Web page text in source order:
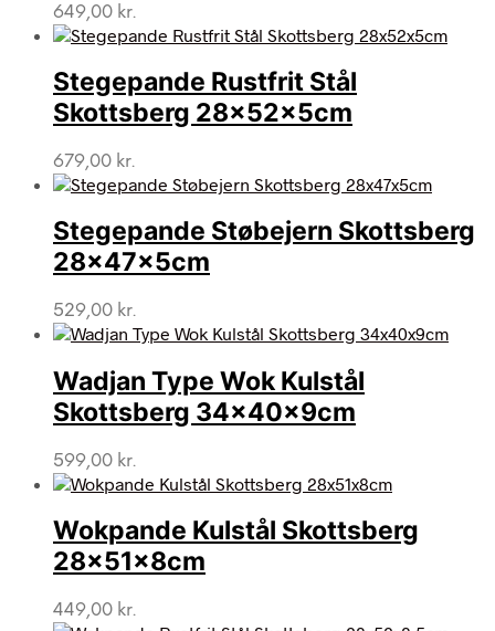
649,00 kr.
Stegepande Rustfrit Stål
Skottsberg 28x52x5cm
679,00 kr.
Stegepande Støbejern Skottsberg
28x47x5cm
529,00 kr.
Wadjan Type Wok Kulstål
Skottsberg 34x40x9cm
599,00 kr.
Wokpande Kulstål Skottsberg
28x51x8cm
449,00 kr.